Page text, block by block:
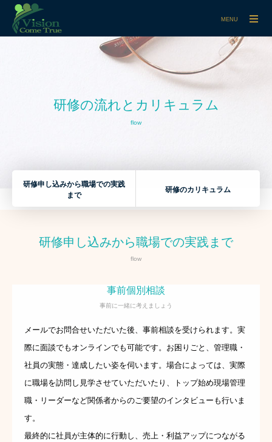
研修の流れとカリキュラム
flow
研修申し込みから職場での実践
まで
研修のカリキュラム
研修申し込みから職場での実践まで
flow
事前個別相談
事前に一緒に考えましょう
メールでお問合せいただいた後、事前相談を受けられます。実
際に面談でもオンラインでも可能です。お困りごと、管理職・
社員の実態・達成したい姿を伺います。場合によっては、実際
に職場を訪問し見学させていただいたり、トップ始め現場管理
職・リーダーなど関係者からのご要望のインタビューも行いま
す。
最終的に社員が主体的に行動し、売上・利益アップにつながる
MENU